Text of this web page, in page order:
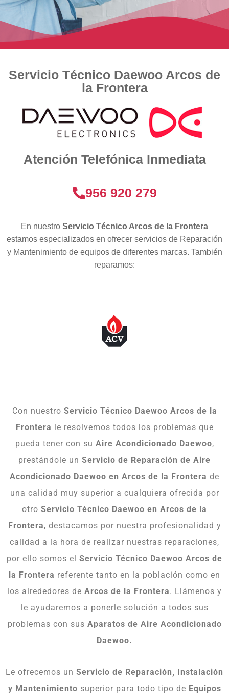
Servicio Técnico Daewoo Arcos de
la Frontera
Atención Telefónica Inmediata
956 920 279
En nuestro Servicio Técnico Arcos de la Frontera
estamos especializados en ofrecer servicios de Reparación
y Mantenimiento de equipos de diferentes marcas. También
reparamos:
Con nuestro Servicio Técnico Daewoo Arcos de la
Frontera le resolvemos todos los problemas que
pueda tener con su Aire Acondicionado Daewoo,
prestándole un Servicio de Reparación de Aire
Acondicionado Daewoo en Arcos de la Frontera de
una calidad muy superior a cualquiera ofrecida por
otro Servicio Técnico Daewoo en Arcos de la
Frontera, destacamos por nuestra profesionalidad y
calidad a la hora de realizar nuestras reparaciones,
por ello somos el Servicio Técnico Daewoo Arcos de
la Frontera referente tanto en la población como en
los alrededores de Arcos de la Frontera. Llámenos y
le ayudaremos a ponerle solución a todos sus
problemas con sus Aparatos de Aire Acondicionado
Daewoo.
Le ofrecemos un Servicio de Reparación, Instalación
y Mantenimiento superior para todo tipo de Equipos